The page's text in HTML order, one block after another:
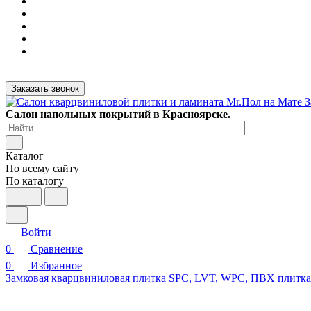
Заказать звонок
Салон напольных покрытий в Красноярске.
Каталог
По всему сайту
По каталогу
Войти
0
Сравнение
0
Избранное
Замковая кварцвиниловая плитка SPC, LVT, WPC, ПВХ